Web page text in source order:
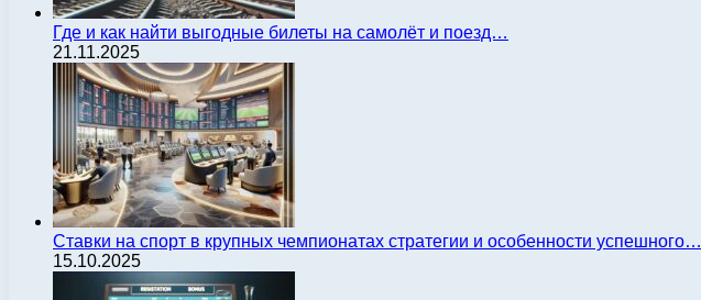
Где и как найти выгодные билеты на самолёт и поезд…
21.11.2025
Ставки на спорт в крупных чемпионатах стратегии и особенности успешного…
15.10.2025